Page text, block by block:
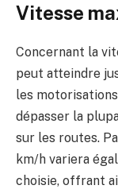
Vitesse
Concernant la
peut atteindre
les
dépasser la
sur les routes.
km/h variera
choisie, offrant